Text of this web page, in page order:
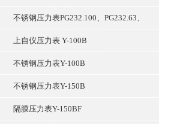
不锈钢压力表PG232.100、PG232.63、
上自仪压力表 Y-100B
不锈钢压力表Y-100B
不锈钢压力表Y-150B
隔膜压力表Y-150BF